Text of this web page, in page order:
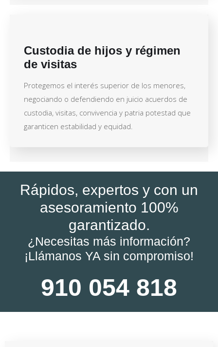
Custodia de hijos y régimen
de visitas
Protegemos el interés superior de los menores,
negociando o defendiendo en juicio acuerdos de
custodia, visitas, convivencia y patria potestad que
garanticen estabilidad y equidad.
Rápidos, expertos y con un
asesoramiento 100%
garantizado.
¿Necesitas más información?
¡Llámanos YA sin compromiso!
910 054 818